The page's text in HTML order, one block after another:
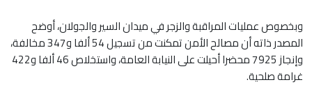
وبخصوص عمليات المراقبة والزجر في ميدان السير والجولان، أوضح
المصدر ذاته أن مصالح الأمن تمكنت من تسجيل 54 ألفا و347 مخالفة،
وإنجاز 7925 محضرا أحيلت على النيابة العامة، واستخلاص 46 ألفا و422
غرامة صلحية.